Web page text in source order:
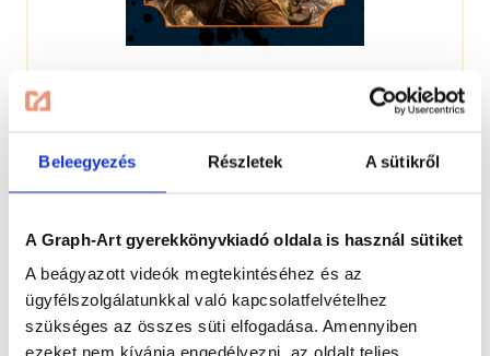
Beleegyezés Részletek A sütikről
A Graph-Art gyerekkönyvkiadó oldala is használ sütiket
A beágyazott videók megtekintéséhez és az
ügyfélszolgálatunkkal való kapcsolatfelvételhez
szükséges az összes süti elfogadása. Amennyiben
ezeket nem kívánja engedélyezni, az oldalt teljes
Kraftkalandorok